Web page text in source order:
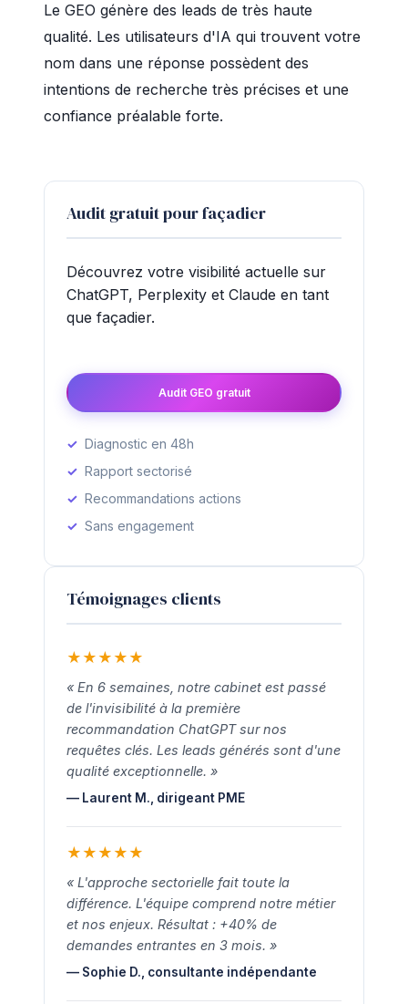
Le GEO génère des leads de très haute
qualité. Les utilisateurs d'IA qui trouvent votre
nom dans une réponse possèdent des
intentions de recherche très précises et une
confiance préalable forte.
Audit gratuit pour façadier
Découvrez votre visibilité actuelle sur
ChatGPT, Perplexity et Claude en tant
que façadier.
Audit GEO gratuit
Diagnostic en 48h
Rapport sectorisé
Recommandations actions
Sans engagement
Témoignages clients
★ ★ ★ ★ ★
« En 6 semaines, notre cabinet est passé
de l'invisibilité à la première
recommandation ChatGPT sur nos
requêtes clés. Les leads générés sont d'une
qualité exceptionnelle. »
— Laurent M., dirigeant PME
★ ★ ★ ★ ★
« L'approche sectorielle fait toute la
différence. L'équipe comprend notre métier
et nos enjeux. Résultat : +40% de
demandes entrantes en 3 mois. »
— Sophie D., consultante indépendante